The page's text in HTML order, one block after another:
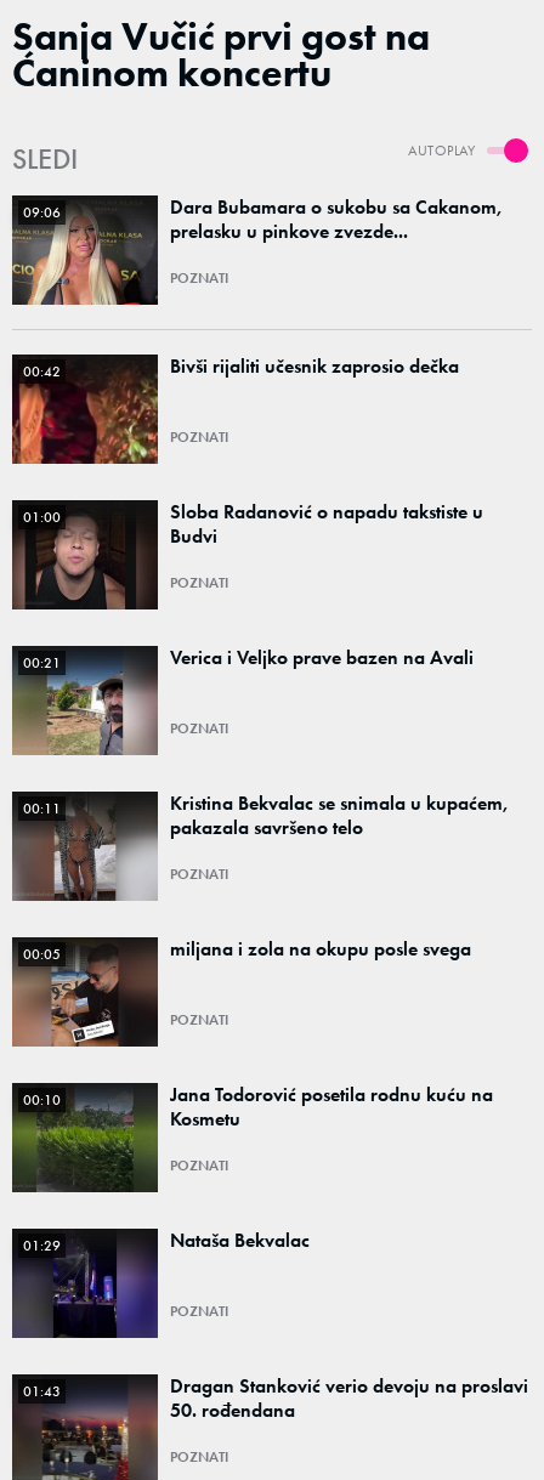
Sanja Vučić prvi gost na
Ćaninom koncertu
AUTOPLAY
SLEDI
09:06
Dara Bubamara o sukobu sa Cakanom,
prelasku u pinkove zvezde...
POZNATI
00:42 Bivši rijaliti učesnik zaprosio dečka
POZNATI
01:00
Sloba Radanović o napadu takstiste u
Budvi
POZNATI
00:21 Verica i Veljko prave bazen na Avali
POZNATI
00:11
Kristina Bekvalac se snimala u kupaćem,
pakazala savršeno telo
POZNATI
00:05 miljana i zola na okupu posle svega
POZNATI
00:10
Jana Todorović posetila rodnu kuću na
Kosmetu
POZNATI
01:29 Nataša Bekvalac
POZNATI
01:43
Dragan Stanković verio devoju na proslavi
50. rođendana
POZNATI